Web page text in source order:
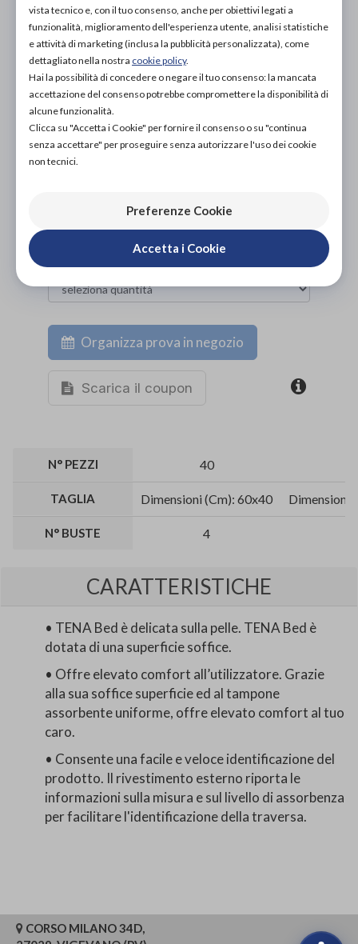
PROVA E ACQUISTA IN NEGOZIO
DA21,10€
PROVA E NOLEGGIA IN NEGOZIO
NON DISPONIBILE
ACQUISTA ONLINE
NON DISPONIBILE
Organizza prova in negozio
Scarica il coupon
N° PEZZI 40
TAGLIA Dimensioni (Cm): 60x40 Dimensioni
N° BUSTE 4
CARATTERISTICHE
• TENA Bed è delicata sulla pelle. TENA Bed è
dotata di una superficie soffice.
• Offre elevato comfort all’utilizzatore. Grazie
alla sua soffice superficie ed al tampone
assorbente uniforme, offre elevato comfort al tuo
caro.
• Consente una facile e veloce identificazione del
prodotto. Il rivestimento esterno riporta le
informazioni sulla misura e sul livello di assorbenza
per facilitare l'identificazione della traversa.
CORSO MILANO 34D,
vista tecnico e, con il tuo consenso, anche per obiettivi legati a
funzionalità, miglioramento dell'esperienza utente, analisi statistiche
e attività di marketing (inclusa la pubblicità personalizzata), come
dettagliato nella nostra cookie policy.
Hai la possibilità di concedere o negare il tuo consenso: la mancata
accettazione del consenso potrebbe compromettere la disponibilità di
alcune funzionalità.
Clicca su "Accetta i Cookie" per fornire il consenso o su "continua
senza accettare" per proseguire senza autorizzare l'uso dei cookie
non tecnici.
Preferenze Cookie
Accetta i Cookie